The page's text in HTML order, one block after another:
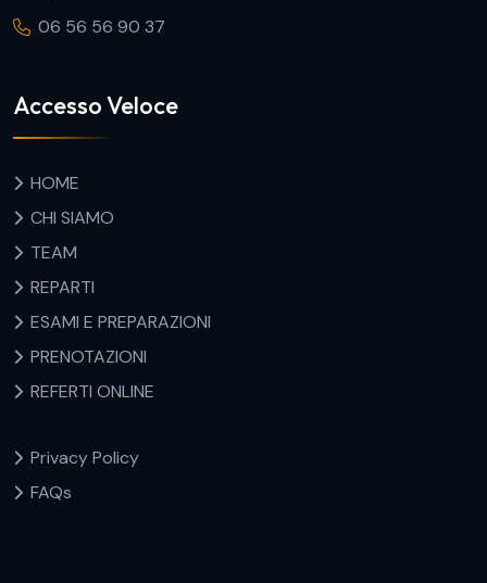
06 56 56 90 37
Accesso Veloce
HOME
CHI SIAMO
TEAM
REPARTI
ESAMI E PREPARAZIONI
PRENOTAZIONI
REFERTI ONLINE
Privacy Policy
FAQs